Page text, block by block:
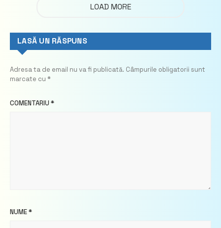
LOAD MORE
LASĂ UN RĂSPUNS
Adresa ta de email nu va fi publicată. Câmpurile obligatorii sunt
marcate cu *
COMENTARIU *
NUME*